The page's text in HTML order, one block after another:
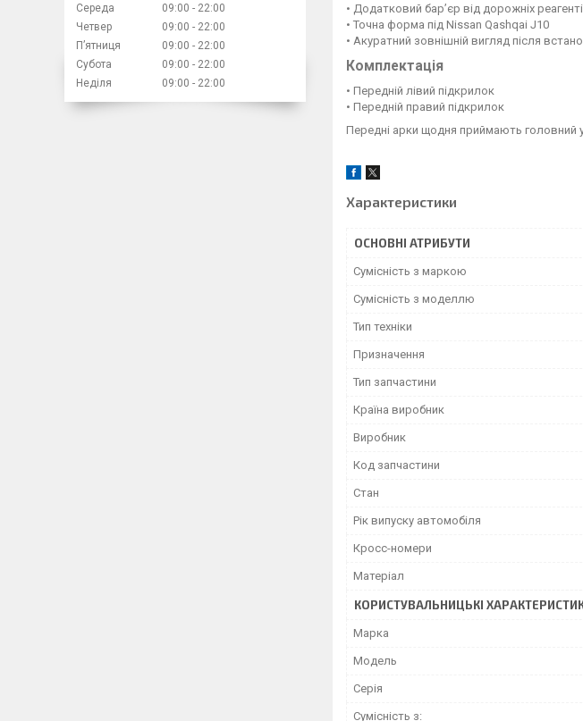
• Додатковий бар’єр від дорожніх
• Точна форма під Nissan Qashqai J10
• Акуратний зовнішній вигляд після
Комплектація
• Передній лівий підкрилок
• Передній правий підкрилок
Передні арки щодня приймають
Характеристики
ОСНОВНІ АТРИБУТИ
Сумісність з маркою
Сумісність з моделлю
Тип техніки
Призначення
Тип запчастини
Країна виробник
Виробник
Код запчастини
Стан
Рік випуску автомобіля
Кросс-номери
Матеріал
КОРИСТУВАЛЬНИЦЬКІ
Марка
Модель
Серія
Сумісність з:
Середа
09:00
22:00
Четвер
09:00
22:00
Пʼятниця
09:00
22:00
Субота
09:00
22:00
Неділя
09:00 22:00